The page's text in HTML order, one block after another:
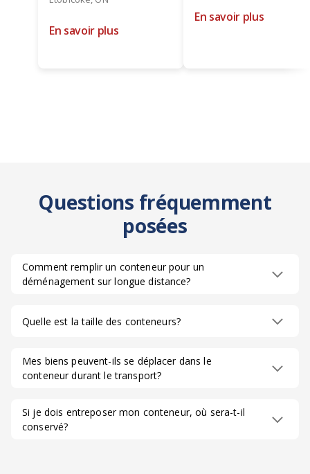
En savoir plus
En savoir plus
Questions fréquemment
posées
Comment remplir un conteneur pour un
déménagement sur longue distance?
Quelle est la taille des conteneurs?
Mes biens peuvent-ils se déplacer dans le
conteneur durant le transport?
Si je dois entreposer mon conteneur, où sera-t-il
conservé?